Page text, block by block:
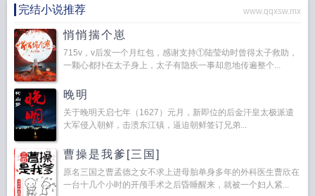
完结小说推荐 www.qqxsw.mx
悄悄揣个崽
715v，v后发一个月红包，感谢支持①陆莹幼时曾得太子救助，
一颗心都扑在太子身上，太子有隐疾一事却忽地传遍整个...
晚明
关于晚明天启七年（1627）元月，新即位的后金汗皇太极派遣
大军侵入朝鲜，击溃东江镇，逼迫朝鲜签订兄弟...
曹操是我爹[三国]
原名三国之曹孟德之女不求上进母胎单身多年的外科医生曹欣在
一台十几个小时的开颅手术之后昏睡醒来，就被一个妇人紧...